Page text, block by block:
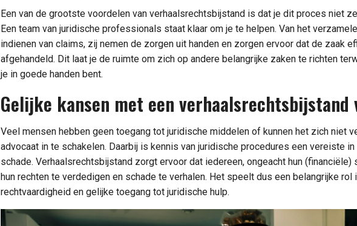
Een van de grootste voordelen van verhaalsrechtsbijstand is dat je dit proces niet
Een team van juridische professionals staat klaar om je te helpen. Van het
indienen van claims, zij nemen de zorgen uit handen en zorgen ervoor dat de zaak
afgehandeld. Dit laat je de ruimte om zich op andere belangrijke zaken te richten
je in goede handen bent.
Gelijke kansen met een
Veel mensen hebben geen toegang tot juridische middelen of kunnen het zich niet
advocaat in te schakelen. Daarbij is kennis van juridische procedures een vereiste in
schade. Verhaalsrechtsbijstand zorgt ervoor dat iedereen, ongeacht hun (financiële)
hun rechten te verdedigen en schade te verhalen. Het speelt dus een belangrijke rol
rechtvaardigheid en gelijke toegang tot juridische hulp.